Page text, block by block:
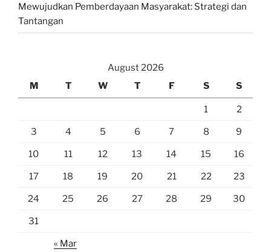
Mewujudkan Pemberdayaan Masyarakat: Strategi dan
Tantangan
August 2026
M
T W T F S S
1 2
3 4 5 6 7 8 9
10 11 12 13 14 15 16
17 18 19 20 21 22 23
24 25 26 27 28 29 30
31
« Mar